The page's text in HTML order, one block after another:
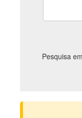
Catálogo de dados
Pesquisa em